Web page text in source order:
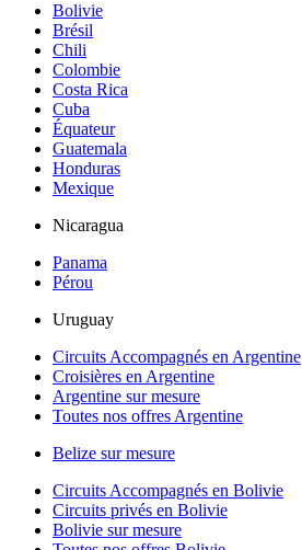
Bolivie
Brésil
Chili
Colombie
Costa Rica
Cuba
Équateur
Guatemala
Honduras
Mexique
Nicaragua
Panama
Pérou
Uruguay
Circuits Accompagnés en Argentine
Croisières en Argentine
Argentine sur mesure
Toutes nos offres Argentine
Belize sur mesure
Circuits Accompagnés en Bolivie
Circuits privés en Bolivie
Bolivie sur mesure